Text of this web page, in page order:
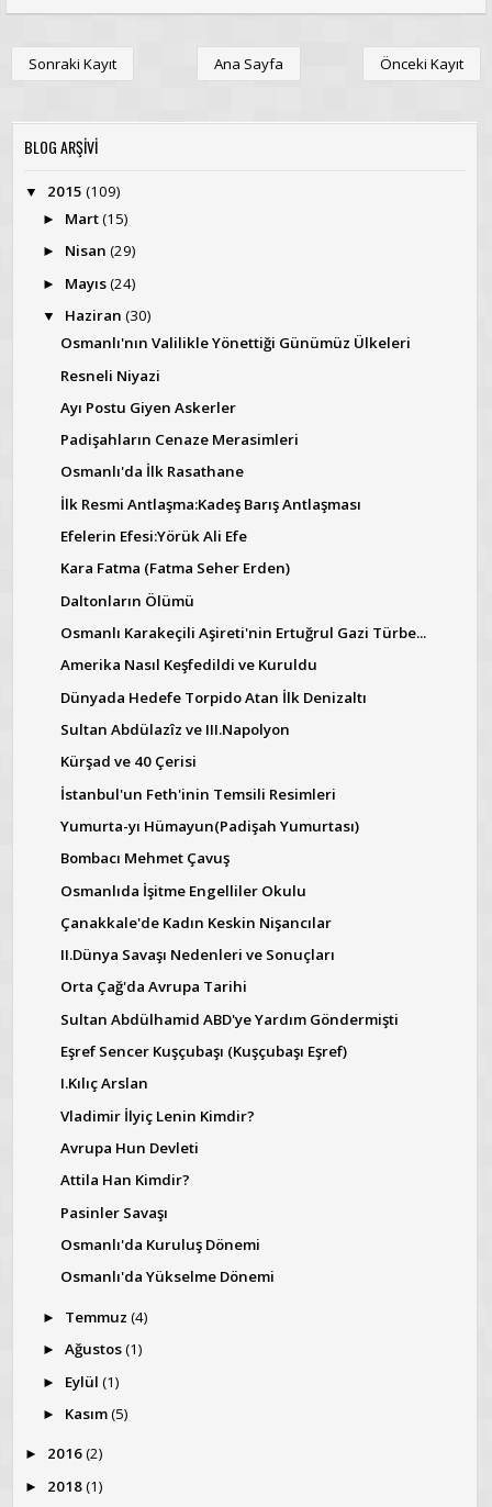
Sonraki Kayıt Önceki Kayıt
Ana Sayfa
BLOG ARŞİVİ
▼ 2015 (109)
► Mart(15)
► Nisan (29)
► Mayıs(24)
▼ Haziran (30)
Osmanlı'nın Valilikle Yönettiği Günümüz Ülkeleri
Resneli Niyazi
Ayı Postu Giyen Askerler
Padişahların Cenaze Merasimleri
Osmanlı'da İlk Rasathane
İlk Resmi Antlaşma:Kadeş Barış Antlaşması
Efelerin Efesi:Yörük Ali Efe
Kara Fatma (Fatma Seher Erden)
Daltonların Ölümü
Osmanlı Karakeçili Aşireti'nin Ertuğrul Gazi Türbe...
Amerika Nasıl Keşfedildi ve Kuruldu
Dünyada Hedefe Torpido Atan İlk Denizaltı
Sultan Abdülazîz ve III.Napolyon
Kürşad ve 40 Çerisi
İstanbul'un Feth'inin Temsili Resimleri
Yumurta-yı Hümayun(Padişah Yumurtası)
Bombacı Mehmet Çavuş
Osmanlıda İşitme Engelliler Okulu
Çanakkale'de Kadın Keskin Nişancılar
II.Dünya Savaşı Nedenleri ve Sonuçları
Orta Çağ'da Avrupa Tarihi
Sultan Abdülhamid ABD'ye Yardım Göndermişti
Eşref Sencer Kuşçubaşı (Kuşçubaşı Eşref)
I.Kılıç Arslan
Vladimir İlyiç Lenin Kimdir?
Avrupa Hun Devleti
Attila Han Kimdir?
Pasinler Savaşı
Osmanlı'da Kuruluş Dönemi
Osmanlı'da Yükselme Dönemi
► Temmuz (4)
► Ağustos(1)
► Eylül (1)
► Kasım(5)
► 2016(2)
► 2018(1)